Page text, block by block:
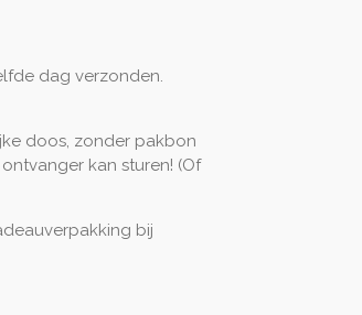
dag verzonden.
doos, zonder pakbon
kan sturen! (Of
bij